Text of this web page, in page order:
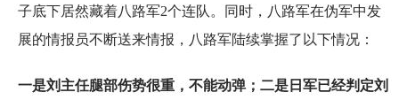
子底下居然藏着八路军2个连队。同时，八路军在伪军中发
展的情报员不断送来情报，八路军陆续掌握了以下情况：
一是刘主任腿部伤势很重，不能动弹；二是日军已经判定刘